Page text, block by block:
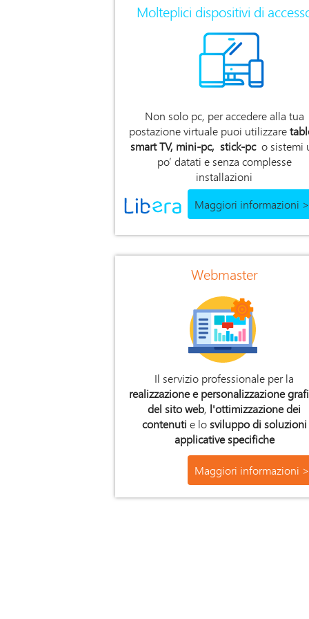
Molteplici dispositivi di
Non solo pc, per accedere alla tua
postazione virtuale puoi utilizzare
smart TV, mini-pc, stick-pc o sistemi
po’ datati e senza complesse
installazioni
Maggiori informazioni >
Webmaster
Il servizio professionale per la
realizzazione e personalizzazione
del sito web, l'ottimizzazione dei
contenuti e losviluppo di soluzioni
applicative specifiche
Maggiori informazioni >